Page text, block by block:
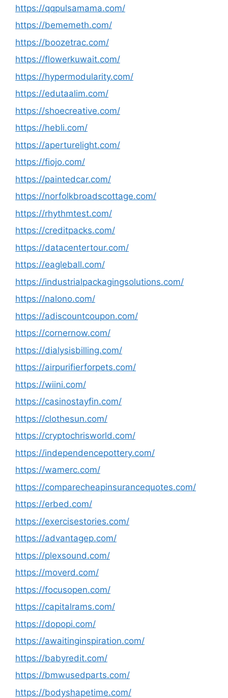
https://qqpulsamama.com/
https://bememeth.com/
https://boozetrac.com/
https://flowerkuwait.com/
https://hypermodularity.com/
https://edutaalim.com/
https://shoecreative.com/
https://hebli.com/
https://aperturelight.com/
https://fiojo.com/
https://paintedcar.com/
https://norfolkbroadscottage.com/
https://rhythmtest.com/
https://creditpacks.com/
https://datacentertour.com/
https://eagleball.com/
https://industrialpackagingsolutions.com/
https://nalono.com/
https://adiscountcoupon.com/
https://cornernow.com/
https://dialysisbilling.com/
https://airpurifierforpets.com/
https://wiini.com/
https://casinostayfin.com/
https://clothesun.com/
https://cryptochrisworld.com/
https://independencepottery.com/
https://wamerc.com/
https://comparecheapinsurancequotes.com/
https://erbed.com/
https://exercisestories.com/
https://advantagep.com/
https://plexsound.com/
https://moverd.com/
https://focusopen.com/
https://capitalrams.com/
https://dopopi.com/
https://awaitinginspiration.com/
https://babyredit.com/
https://bmwusedparts.com/
https://bodyshapetime.com/